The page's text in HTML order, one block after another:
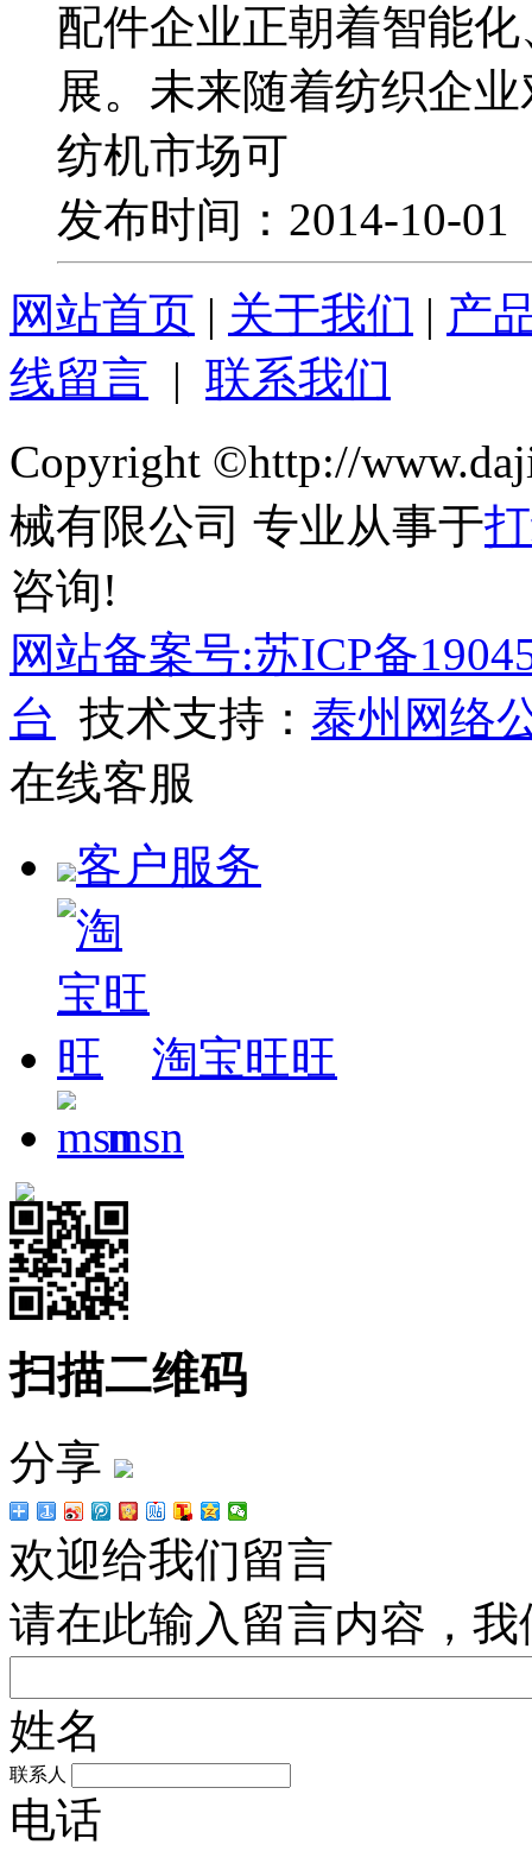
配件企业正朝着智能
展。未来随着纺织企
纺机市场可
发布时间：2014-10-
网站首页 | 关于我们 | 产
线留言 | 联系我们
Copyright ©http://
械有限公司 专业从事于
咨询!
网站备案号:苏ICP备
台 技术支持： 泰州网络
在线客服
客户服务
淘宝旺旺
msn
扫描二维码
分享
欢迎给我们留言
请在此输入留言内容，
姓名
联系人
电话